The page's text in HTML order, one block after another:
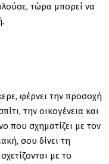
τώρα μπορεί να
φέρνει την προσοχή
την οικογένεια και
που σχηματίζει με τον
σου δίνει τη
με το